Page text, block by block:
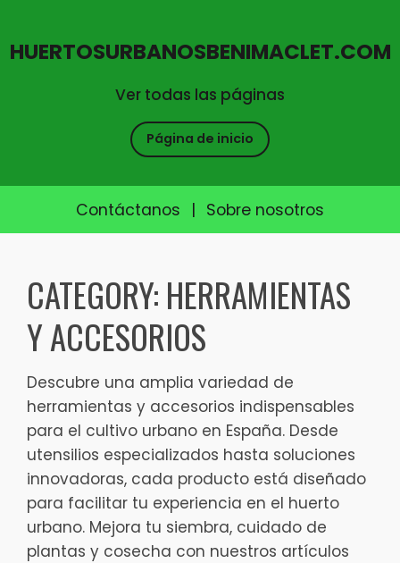
Ver todas las páginas
HUERTOSURBANOSBENIMACLET.COM
Página de inicio
Contáctanos | Sobre nosotros
contentCATEGORY: HERRAMIENTAS
Y ACCESORIOS
Descubre una amplia variedad de
herramientas y accesorios indispensables
para el cultivo urbano en España. Desde
utensilios especializados hasta soluciones
innovadoras, cada producto está diseñado
para facilitar tu experiencia en el huerto
urbano. Mejora tu siembra, cuidado de
plantas y cosecha con nuestros artículos